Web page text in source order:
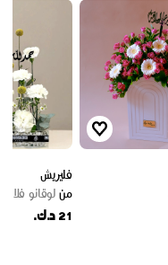
فليريش
من لوقانو فلاورز
21 د.ك.